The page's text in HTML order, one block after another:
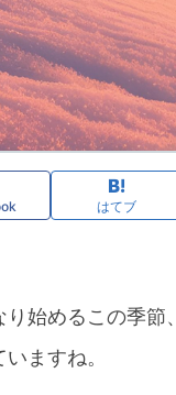
はてブ
始めるこの季
ますね。